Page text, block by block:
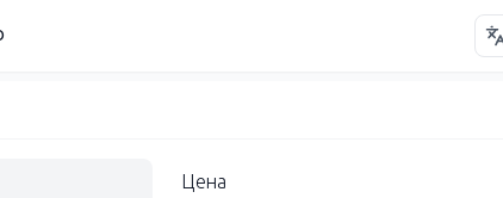
Цена